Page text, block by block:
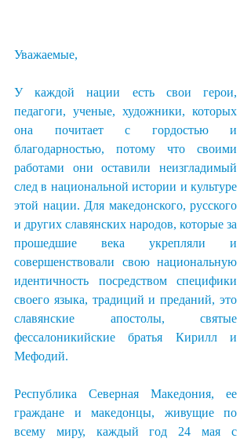
Уважаемые,
У каждой нации есть свои герои,
педагоги, ученые, художники, которых
она почитает с гордостью и
благодарностью, потому что своими
работами они оставили неизгладимый
след в национальной истории и культуре
этой нации. Для македонского, русского
и других славянских народов, которые за
прошедшие века укрепляли и
совершенствовали свою национальную
идентичность посредством специфики
своего языка, традиций и преданий, это
славянские апостолы, святые
фессалоникийские братья Кирилл и
Мефодий.
Республика Северная Македония, ее
граждане и македонцы, живущие по
всему миру, каждый год 24 мая с